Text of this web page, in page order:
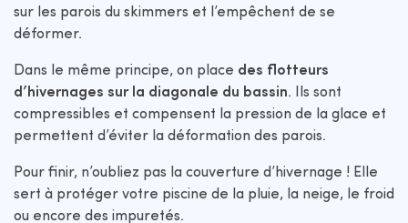
sur les parois du skimmers et l’empêchent de se
déformer.
Dans le même principe, on place des flotteurs
d’hivernages sur la diagonale du bassin. Ils sont
compressibles et compensent la pression de la glace et
permettent d’éviter la déformation des parois.
Pour finir, n’oubliez pas la couverture d’hivernage ! Elle
sert à protéger votre piscine de la pluie, la neige, le froid
ou encore des impuretés.